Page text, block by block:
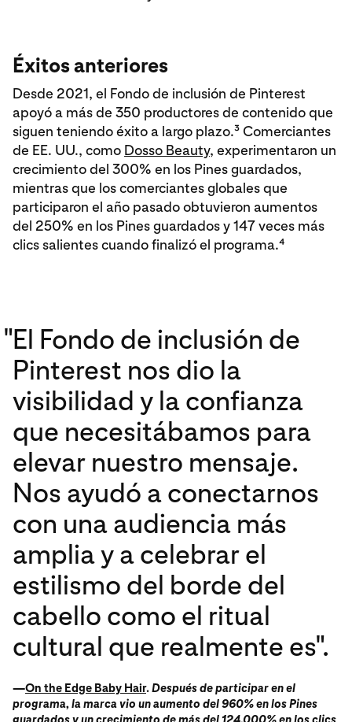
Éxitos anteriores
Desde 2021, el Fondo de inclusión de Pinterest
apoyó a más de 350 productores de contenido que
siguen teniendo éxito a largo plazo.³ Comerciantes
de EE. UU., como Dosso Beauty, experimentaron un
crecimiento del 300% en los Pines guardados,
mientras que los comerciantes globales que
participaron el año pasado obtuvieron aumentos
del 250% en los Pines guardados y 147 veces más
clics salientes cuando finalizó el programa.⁴
"El Fondo de inclusión de
Pinterest nos dio la
visibilidad y la confianza
que necesitábamos para
elevar nuestro mensaje.
Nos ayudó a conectarnos
con una audiencia más
amplia y a celebrar el
estilismo del borde del
cabello como el ritual
cultural que realmente es".
—On the Edge Baby Hair.Después de participar en el
programa, la marca vio un aumento del 960% en los Pines